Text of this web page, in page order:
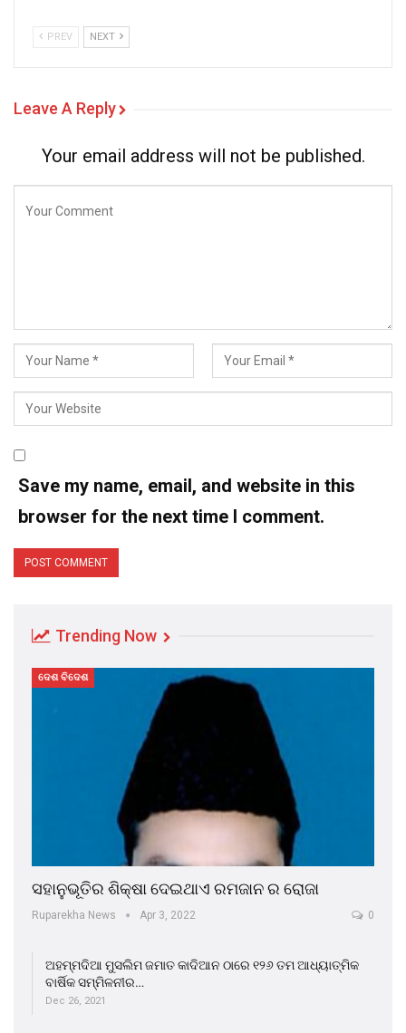
PREV NEXT
Leave A Reply
Your email address will not be published.
Save my name, email, and website in this
browser for the next time I comment.
Trending Now
ଦେଶ ବିଦେଶ
ସହାନୁଭୂତିର ଶିକ୍ଷା ଦେଇଥାଏ ରମଜାନ ର ରୋଜା
Ruparekha News Apr 3, 2022 0
ଅହମ୍ମଦିଆ ମୁସଲିମ ଜମାତ କାଦିଆନ ଠାରେ ୧୨୬ ତମ ଆଧ୍ୟାତ୍ମିକ
ବାର୍ଷିକ ସମ୍ମିଳନୀର…
Dec 26, 2021